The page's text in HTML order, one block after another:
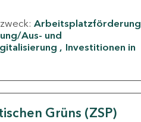
Arbeitsplatzförderung
Aus- und
Investitionen in
Grüns (ZSP)